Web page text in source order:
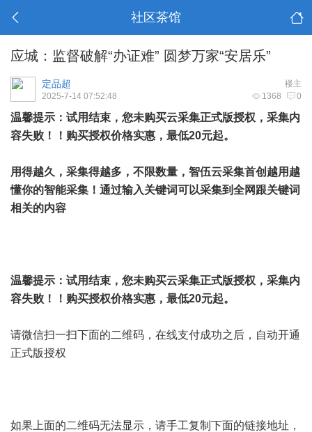
社区茶馆
应城：监督破解“办证难” 圆梦万家“安居乐”
楼主
定品超
1368 0
2025-7-14 07:52:48
温馨提示：试用结束，您未购买云采集正式版授权，采集内
容失败！！购买授权价格实惠，最低20元起。
用得越久，采集得越多，不限数量，智伍云采集首创越用越
懂你的智能采集！通过输入关键词可以采集到全网跟关键词
相关的内容
温馨提示：试用结束，您未购买云采集正式版授权，采集内
容失败！！购买授权价格实惠，最低20元起。
请微信扫一扫下面的二维码，在线支付成功之后，自动开通
正式版授权
如果上面的二维码无法显示，请手工复制下面的链接地址，